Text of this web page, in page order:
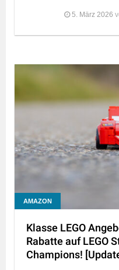
5. März 2026
AMAZON
Klasse LEGO
Rabatte auf LEGO
Champions!